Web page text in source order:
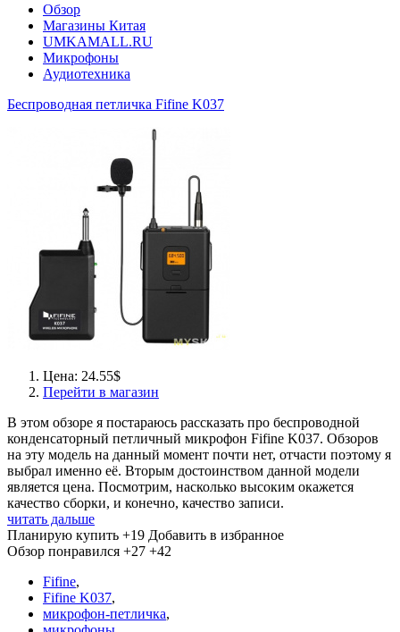
Обзор
Магазины Китая
UMKAMALL.RU
Микрофоны
Аудиотехника
Беспроводная петличка Fifine K037
Цена: 24.55$
Перейти в магазин
В этом обзоре я постараюсь рассказать про беспроводной
конденсаторный петличный микрофон Fifine K037. Обзоров
на эту модель на данный момент почти нет, отчасти поэтому я
выбрал именно её. Вторым достоинством данной модели
является цена. Посмотрим, насколько высоким окажется
качество сборки, и конечно, качество записи.
читать дальше
Планирую купить +19 Добавить в избранное
Обзор понравился +27 +42
Fifine,
Fifine K037,
микрофон-петличка,